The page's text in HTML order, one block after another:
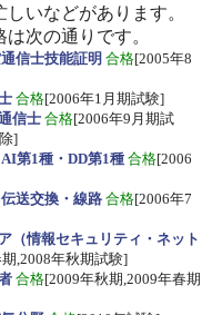
いなどがあります。
次の通りです。
信士技能証明 合格[2005年8
合格[2006年1月期試験]
信士 合格[2006年9月期試
]
第1種・DD第1種 合格[2006
送交換・線路合格[2006年7
（情報セキュリティ・ネット
,2008年秋期試験]
合格[2009年秋期,2009年春期